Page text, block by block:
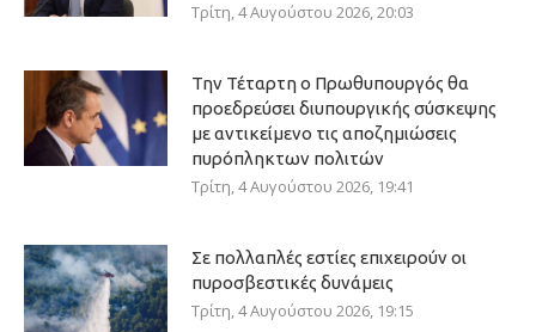
Τρίτη, 4 Αυγούστου 2026, 20:03
Την Τέταρτη ο Πρωθυπουργός θα
προεδρεύσει διυπουργικής σύσκεψης
με αντικείμενο τις αποζημιώσεις
πυρόπληκτων πολιτών
Τρίτη, 4 Αυγούστου 2026, 19:41
Σε πολλαπλές εστίες επιχειρούν οι
πυροσβεστικές δυνάμεις
Τρίτη, 4 Αυγούστου 2026, 19:15